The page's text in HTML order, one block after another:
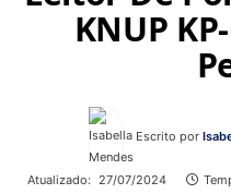
KNUP
Escrito por
Atualizado: 27/07/2024